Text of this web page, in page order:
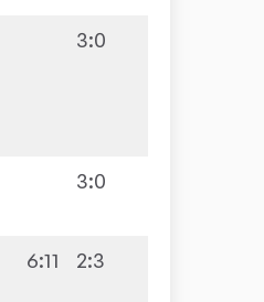
3:0
3:0
6:11 2:3